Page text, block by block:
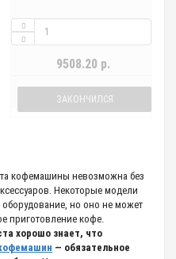
9508.20 р.
ЗАКОНЧИЛСЯ
кофемашины невозможна без
Некоторые модели
но оно не может
приготовление кофе.
хорошо знает, что
— обязательное